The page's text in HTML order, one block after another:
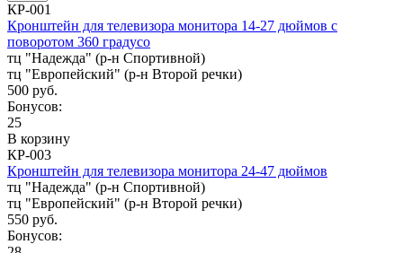
КР-001
Кронштейн для телевизора монитора 14-27 дюймов с
поворотом 360 градусо
тц "Надежда" (р-н Спортивной)
тц "Европейский" (р-н Второй речки)
500 руб.
Бонусов:
25
В корзину
КР-003
Кронштейн для телевизора монитора 24-47 дюймов
тц "Надежда" (р-н Спортивной)
тц "Европейский" (р-н Второй речки)
550 руб.
Бонусов: